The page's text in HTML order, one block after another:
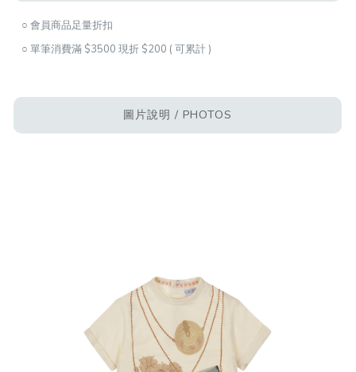
○ 會員商品足量折扣
○ 單筆消費滿 $3500 現折 $200 ( 可累計 )
圖片說明 / PHOTOS